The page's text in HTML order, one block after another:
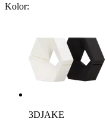
Kolor:
3DJAKE